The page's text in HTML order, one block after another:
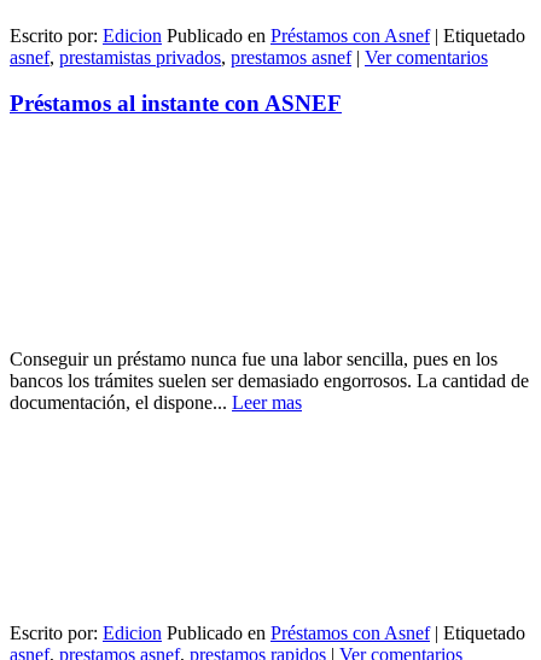
Escrito por: Edicion Publicado en Préstamos con Asnef | Etiquetado
asnef, prestamistas privados, prestamos asnef | Ver comentarios
Préstamos al instante con ASNEF
Conseguir un préstamo nunca fue una labor sencilla, pues en los
bancos los trámites suelen ser demasiado engorrosos. La cantidad de
documentación, el dispone... Leer mas
Escrito por: Edicion Publicado en Préstamos con Asnef | Etiquetado
asnef, prestamos asnef, prestamos rapidos | Ver comentarios